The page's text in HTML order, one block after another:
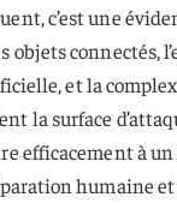
c’est une
connectés,
et la
la surface
efficacement à
humaine